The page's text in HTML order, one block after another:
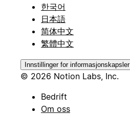
한국어
日本語
简体中文
繁體中文
Innstillinger for informasjonskapsler
© 2026 Notion Labs, Inc.
Bedrift
Om oss